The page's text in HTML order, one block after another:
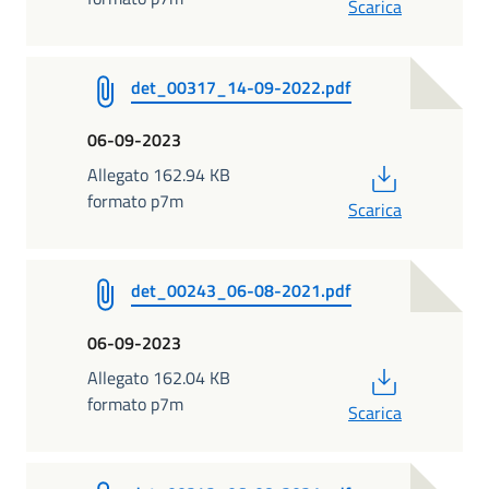
Scarica
det_00317_14-09-2022.pdf
06-09-2023
Allegato 162.94 KB
formato p7m
Scarica
det_00243_06-08-2021.pdf
06-09-2023
Allegato 162.04 KB
formato p7m
Scarica